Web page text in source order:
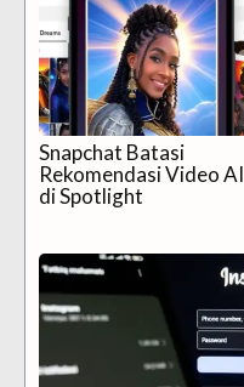
Snapchat Batasi
Rekomendasi Video AI
di Spotlight